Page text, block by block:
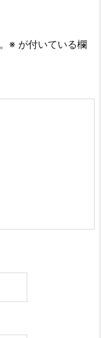
※ が付いている欄